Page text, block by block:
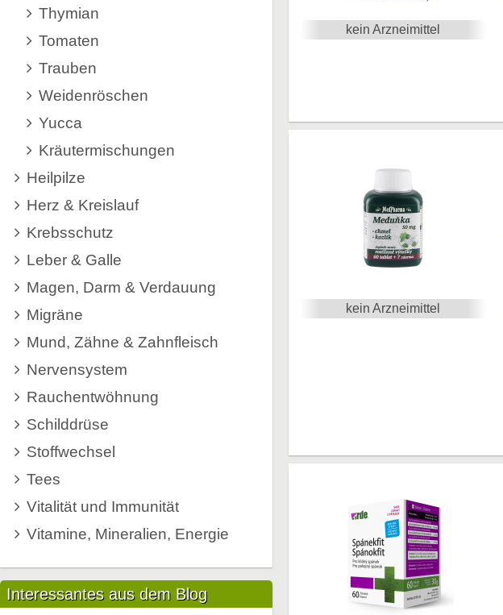
kein Arzneimittel
kein Arzneimittel
Thymian
Tomaten
Trauben
Weidenröschen
Yucca
Kräutermischungen
Heilpilze
Herz & Kreislauf
Krebsschutz
Leber & Galle
Magen, Darm & Verdauung
Migräne
Mund, Zähne & Zahnfleisch
Nervensystem
Rauchentwöhnung
Schilddrüse
Stoffwechsel
Tees
Vitalität und Immunität
Vitamine, Mineralien, Energie
Interessantes aus dem Blog